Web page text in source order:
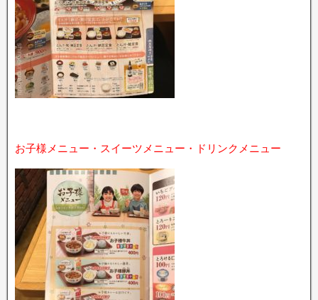
お子様メニュー・スイーツメニュー・ドリンクメニュー